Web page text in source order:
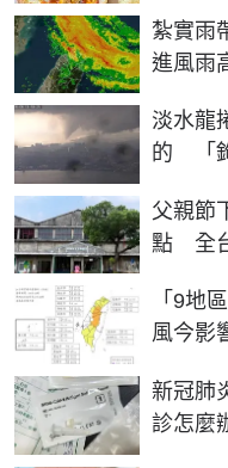
紮實雨
進風雨
淡水龍
的 「
父親節
點 全
「9地
風今影
新冠肺
診怎麼